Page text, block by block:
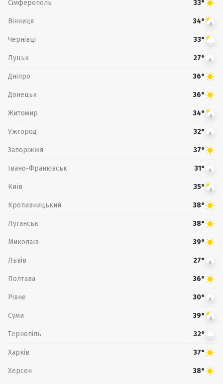
Сімферополь 33°
Вінниця 34°
Чернівці 33°
Луцьк 27°
Дніпро 36°
Донецьк 36°
Житомир 34°
Ужгород 32°
Запоріжжя 37°
Івано-Франківськ 31°
Київ 35°
Кропивницький 38°
Луганськ 38°
Миколаїв 39°
Львів 27°
Полтава 36°
Рівне 30°
Суми 39°
Тернопіль 32°
Харків 37°
Херсон 38°